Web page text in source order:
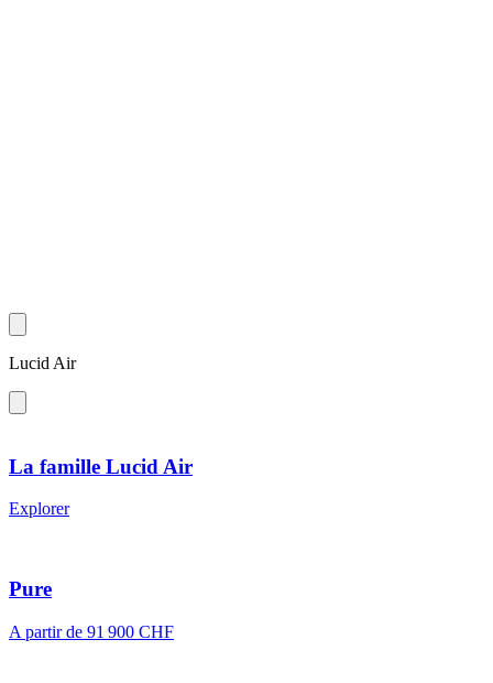
Lucid Air
La famille Lucid Air
Explorer
Pure
A partir de 91 900 CHF